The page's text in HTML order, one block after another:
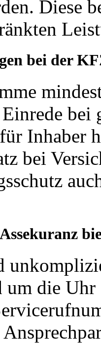
Diese
bei der
bei
Inhaber
bei
um die Uhr